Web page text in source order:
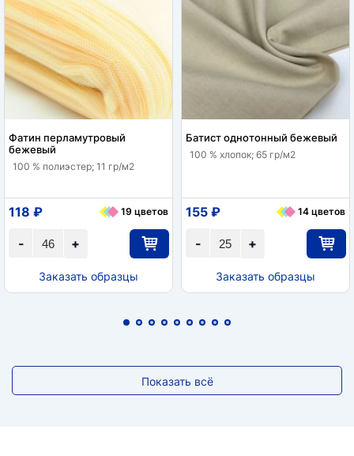
Фатин перламутровый
бежевый
100 % полиэстер; 11 гр/м2
+
-
118 ₽ 19 цветов
Заказать образцы
Батист однотонный бежевый
100 % хлопок; 65 гр/м2
+
-
155 ₽ 14 цветов
Заказать образцы
Показать всё